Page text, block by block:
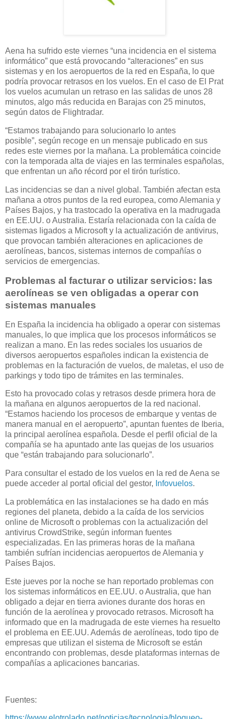
Aena ha sufrido este viernes “una incidencia en el sistema
informático” que está provocando “alteraciones” en sus
sistemas y en los aeropuertos de la red en España, lo que
podría provocar retrasos en los vuelos. En el caso de El Prat
los vuelos acumulan un retraso en las salidas de unos 28
minutos, algo más reducida en Barajas con 25 minutos,
según datos de Flightradar.
“Estamos trabajando para solucionarlo lo antes
posible”, según recoge en un mensaje publicado en sus
redes este viernes por la mañana. La problemática coincide
con la temporada alta de viajes en las terminales españolas,
que enfrentan un año récord por el tirón turístico.
Las incidencias se dan a nivel global. También afectan esta
mañana a otros puntos de la red europea, como Alemania y
Países Bajos, y ha trastocado la operativa en la madrugada
en EE.UU. o Australia. Estaría relacionada con la caída de
sistemas ligados a Microsoft y la actualización de antivirus,
que provocan también alteraciones en aplicaciones de
aerolíneas, bancos, sistemas internos de compañías o
servicios de emergencias.
Problemas al facturar o utilizar servicios: las
aerolíneas se ven obligadas a operar con
sistemas manuales
En España la incidencia ha obligado a operar con sistemas
manuales, lo que implica que los procesos informáticos se
realizan a mano. En las redes sociales los usuarios de
diversos aeropuertos españoles indican la existencia de
problemas en la facturación de vuelos, de maletas, el uso de
parkings y todo tipo de trámites en las terminales.
Esto ha provocado colas y retrasos desde primera hora de
la mañana en algunos aeropuertos de la red nacional.
“Estamos haciendo los procesos de embarque y ventas de
manera manual en el aeropuerto”, apuntan fuentes de Iberia,
la principal aerolínea española. Desde el perfil oficial de la
compañía se ha apuntado ante las quejas de los usuarios
que “están trabajando para solucionarlo”.
Para consultar el estado de los vuelos en la red de Aena se
puede acceder al portal oficial del gestor, Infovuelos.
La problemática en las instalaciones se ha dado en más
regiones del planeta, debido a la caída de los servicios
online de Microsoft o problemas con la actualización del
antivirus CrowdStrike, según informan fuentes
especializadas. En las primeras horas de la mañana
también sufrían incidencias aeropuertos de Alemania y
Países Bajos.
Este jueves por la noche se han reportado problemas con
los sistemas informáticos en EE.UU. o Australia, que han
obligado a dejar en tierra aviones durante dos horas en
función de la aerolínea y provocado retrasos. Microsoft ha
informado que en la madrugada de este viernes ha resuelto
el problema en EE.UU. Además de aerolíneas, todo tipo de
empresas que utilizan el sistema de Microsoft se están
encontrando con problemas, desde plataformas internas de
compañías a aplicaciones bancarias.
Fuentes: